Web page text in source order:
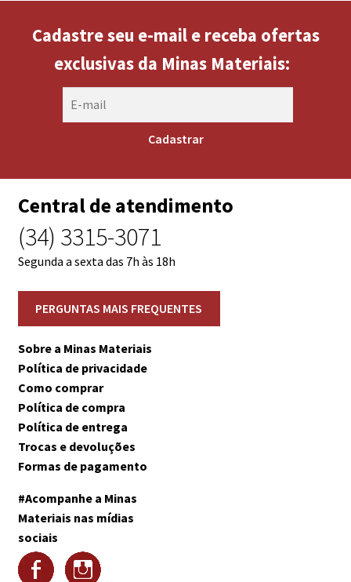
Cadastre seu e-mail e receba ofertas
exclusivas da Minas Materiais:
Central de atendimento
(34) 3315-3071
Segunda a sexta das 7h às 18h
Sobre a Minas Materiais
Política de privacidade
Como comprar
Política de compra
Política de entrega
Trocas e devoluções
Formas de pagamento
#Acompanhe a Minas
Materiais nas mídias
sociais